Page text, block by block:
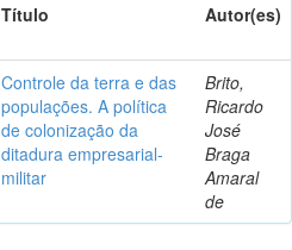
Título Autor(es)
Controle da terra e das
populações. A política
de colonização da
ditadura empresarial-
militar
Brito,
Ricardo
José
Braga
Amaral
de